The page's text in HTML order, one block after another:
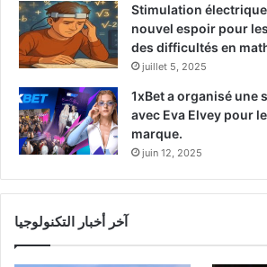
Stimulation
nouvel espoir pour
des difficultés en
juillet 5, 2025
1xBet a organisé une
avec Eva Elvey pour
marque.
juin 12, 2025
آخر أخبار التكنولوجيا